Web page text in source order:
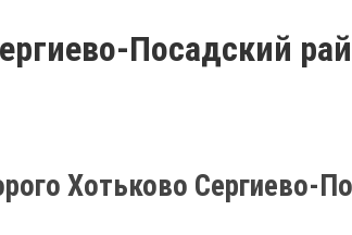
Посадский
Хотьково Сергиево-